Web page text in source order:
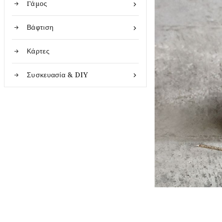

Γάμος

Βάφτιση
Κάρτες

Συσκευασία & DIY